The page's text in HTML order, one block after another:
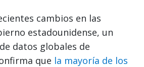
cambios en las
estadounidense, un
datos globales de
que la mayoría de los